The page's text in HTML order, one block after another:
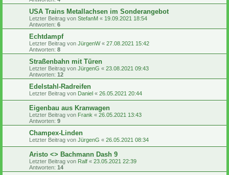
USA Trains Metallachsen im Sonderangebot
Letzter Beitrag von StefanM « 19.09.2021 18:54
Antworten: 6
Echtdampf
Letzter Beitrag von JürgenW« 27.08.2021 15:42
Antworten: 8
Straßenbahn mit Türen
Letzter Beitrag von JürgenG « 23.08.2021 09:43
Antworten: 12
Edelstahl-Radreifen
Letzter Beitrag von Daniel « 26.05.2021 20:44
Eigenbau aus Kranwagen
Letzter Beitrag von Frank « 26.05.2021 13:43
Antworten: 9
Champex-Linden
Letzter Beitrag von JürgenG « 26.05.2021 08:34
Aristo <> Bachmann Dash 9
Letzter Beitrag von Ralf « 23.05.2021 22:39
Antworten: 14